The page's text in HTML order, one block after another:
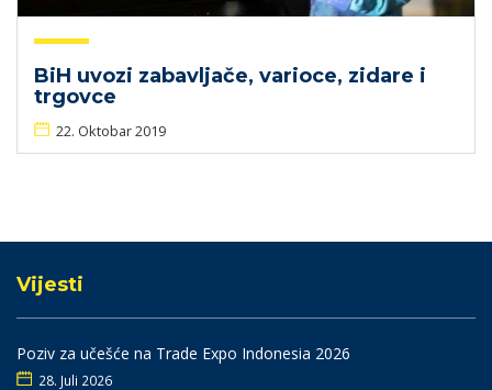
BiH uvozi zabavljače, varioce, zidare i
trgovce
22. Oktobar 2019
Vijesti
Poziv za učešće na Trade Expo Indonesia 2026
28. Juli 2026